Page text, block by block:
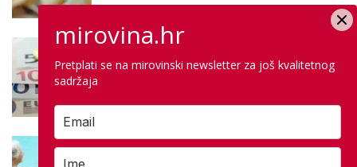
Negativna promjena u drugom
stupu: Srpanjski prinosi većine
Kupanje u ovom gradu i sutra
mirovina.hr
Pretplati se na mirovinski newsletter za još kvalitetnog
sadržaja